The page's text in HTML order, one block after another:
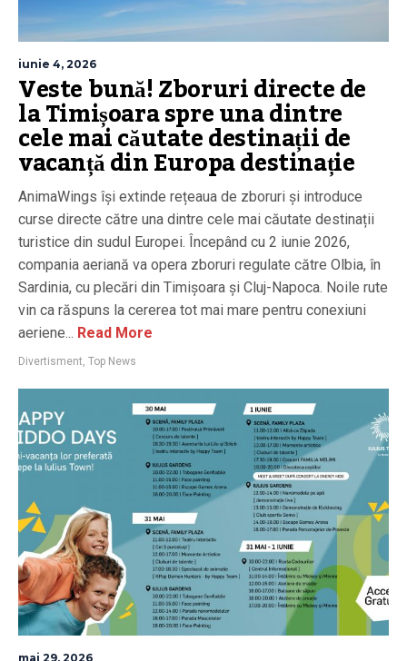
iunie 4, 2026
Veste bună! Zboruri directe de
la Timișoara spre una dintre
cele mai căutate destinații de
vacanță din Europa destinație
AnimaWings își extinde rețeaua de zboruri și introduce
curse directe către una dintre cele mai căutate destinații
turistice din sudul Europei. Începând cu 2 iunie 2026,
compania aeriană va opera zboruri regulate către Olbia, în
Sardinia, cu plecări din Timișoara și Cluj-Napoca. Noile rute
vin ca răspuns la cererea tot mai mare pentru conexiuni
aeriene... Read More
Divertisment, Top News
mai 29, 2026